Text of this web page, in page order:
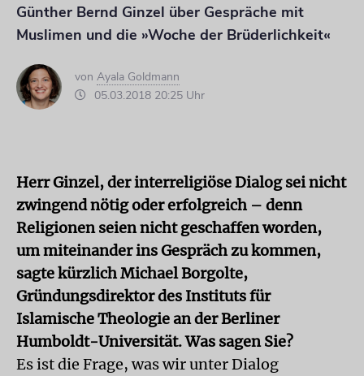
Günther Bernd Ginzel über Gespräche mit
Muslimen und die »Woche der Brüderlichkeit«
von Ayala Goldmann
05.03.2018 20:25 Uhr
Herr Ginzel, der interreligiöse Dialog sei nicht
zwingend nötig oder erfolgreich – denn
Religionen seien nicht geschaffen worden,
um miteinander ins Gespräch zu kommen,
sagte kürzlich Michael Borgolte,
Gründungsdirektor des Instituts für
Islamische Theologie an der Berliner
Humboldt-Universität. Was sagen Sie?
Es ist die Frage, was wir unter Dialog